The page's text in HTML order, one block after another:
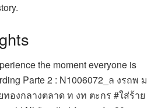
the moment everyone is
Parte 2 : N1006072_ล งรถพ ม
องกลางตลาด ท งท ตะกร #ใส่ร้าย